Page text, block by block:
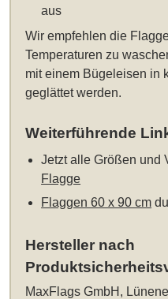
aus
Wir empfehlen die
Temperaturen zu
mit einem Bügeleisen in
geglättet werden.
Weiterführende
Jetzt alle Größen und
Flagge
Flaggen 60 x 90 cm
Hersteller nach
MaxFlags GmbH,